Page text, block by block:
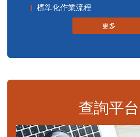
標準化作業流程
更多
查詢平台